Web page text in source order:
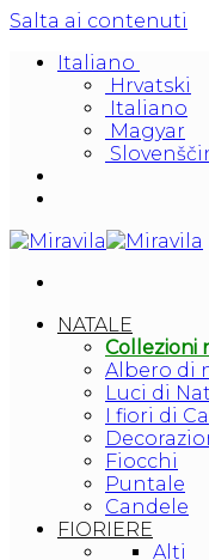
Salta ai contenuti
Italiano
Hrvatski
Italiano
Magyar
NATALE
Collezioni
Albero di
Luci di
I fiori di
Fiocchi
Puntale
Candele
FIORIERE
Alti